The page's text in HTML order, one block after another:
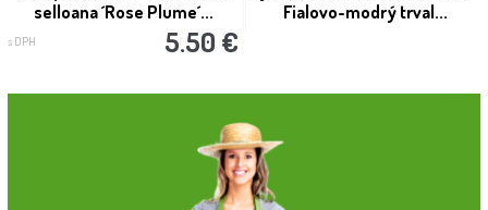
selloana ´Rose Plume´...
s DPH 5.50 €
Fialovo-modrý trval...